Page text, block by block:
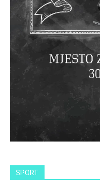
SPORT